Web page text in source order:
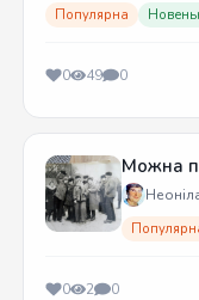
Популярна
0 49 0
Можна
0 2 0